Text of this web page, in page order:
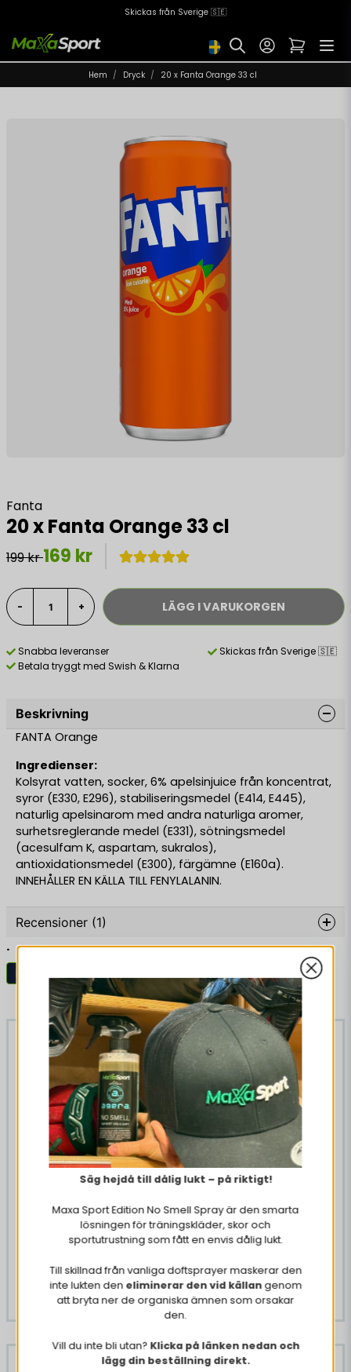
Skickas från Sverige 🇸🇪
Hem Dryck 20 x Fanta Orange 33 cl
Fanta
20 x Fanta Orange 33 cl
199 kr169 kr
- + LÄGG I VARUKORGEN
Snabba leveranser
Skickas från Sverige 🇸🇪
Betala tryggt med Swish & Klarna
Beskrivning
FANTA Orange
Ingredienser:
Kolsyrat vatten, socker, 6% apelsinjuice från koncentrat,
syror (E330, E296), stabiliseringsmedel (E414, E445),
naturlig apelsinarom med andra naturliga aromer,
surhetsreglerande medel (E331), sötningsmedel
(acesulfam K, aspartam, sukralos),
antioxidationsmedel (E300), färgämne (E160a).
INNEHÅLLER EN KÄLLA TILL FENYLALANIN.
Recensioner (1)
Martin
.
Liknande produkter
20 x Fanta Exotic 33 cl
-14%
219 kr 189 kr
KÖP NU
24 x Latitude 65 Ängen
330 ml
289 kr
Tillfälligt slut
-26%
Säg hejdå till dålig lukt – på riktigt!
Maxa Sport Edition No Smell Spray är den smarta
lösningen för träningskläder, skor och
sportutrustning som fått en envis dålig lukt.
Till skillnad från vanliga doftsprayer maskerar den
inte lukten den eliminerar den vid källan genom
att bryta ner de organiska ämnen som orsakar
den.
Vill du inte bli utan? Klicka på länken nedan och
lägg din beställning direkt.